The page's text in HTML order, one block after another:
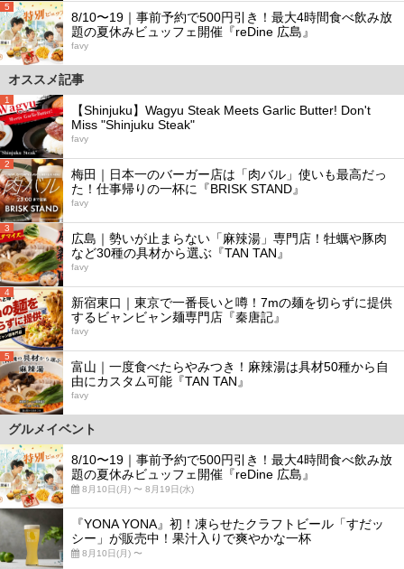
5
8/10〜19｜事前予約で500円引き！最大4時間食べ飲み放
題の夏休みビュッフェ開催『reDine 広島』
favy
オススメ記事
1
【Shinjuku】Wagyu Steak Meets Garlic Butter! Don't
Miss "Shinjuku Steak"
favy
2
梅田｜日本一のバーガー店は「肉バル」使いも最高だっ
た！仕事帰りの一杯に『BRISK STAND』
favy
3
広島｜勢いが止まらない「麻辣湯」専門店！牡蠣や豚肉
など30種の具材から選ぶ『TAN TAN』
favy
4
新宿東口｜東京で一番長いと噂！7mの麺を切らずに提供
するビャンビャン麺専門店『秦唐記』
favy
5
富山｜一度食べたらやみつき！麻辣湯は具材50種から自
由にカスタム可能『TAN TAN』
favy
グルメイベント
8/10〜19｜事前予約で500円引き！最大4時間食べ飲み放
題の夏休みビュッフェ開催『reDine 広島』
8月10日(月) 〜 8月19日(水)
『YONA YONA』初！凍らせたクラフトビール「すだッ
シー」が販売中！果汁入りで爽やかな一杯
8月10日(月) 〜